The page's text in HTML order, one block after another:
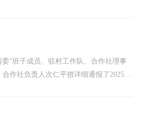
”班子成员、驻村工作队、合作社理事
作社负责人次仁平措详细通报了2025年